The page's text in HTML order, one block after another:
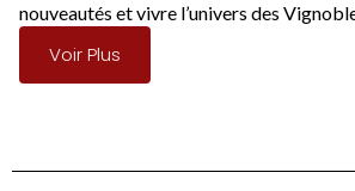
nouveautés et vivre l’univers des
Voir Plus